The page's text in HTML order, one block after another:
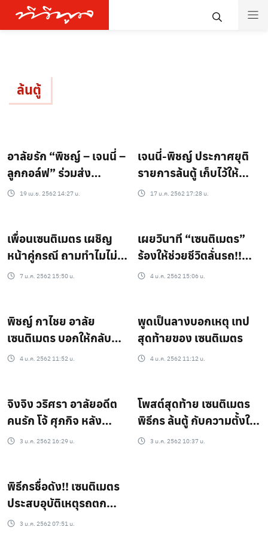
ล้นตู้
อาลัยรัก “พิชญ์ – เจนนี่ –
ลูกกอล์ฟ” ร่วมส่ง
“เซนติเมตร” ครั้งสุดท้าย
19 เม.ย. 2562 14:27 น.
เจนนี่-พิชญ์ ประกาศยุติ
รายการล้นตู้ เก็บไว้ให้
เซนติเมตร
17 ม.ค. 2562 17:28 น.
เพื่อนเซนติเมตร เผชิญ
หน้าคู่กรณี ถามทำไมไม่
คิดช่วย
7 ม.ค. 2562 15:50 น.
เผยวินาที “เซนติเมตร”
ร้องให้ช่วยชีวิตลั่นรถ!!
ก่อนรถจะจมดิ่งในคลอง
4 ม.ค. 2562 15:06 น.
พิชญ์ กาไชย อาลัย
เซนติเมตร บอกให้กลับ
พร้อมกันทำไมไม่เชื่อ
4 ม.ค. 2562 11:52 น.
พูดเป็นลางบอกเหตุ เทป
สุดท้ายของ เซนติเมตร
4 ม.ค. 2562 11:12 น.
จิงจิง วริศรา อาลัยอดีต
คนรัก โจ้ ศุภกิจ หลัง
ประสบอุบัติเหตุ
3 ม.ค. 2562 16:29 น.
โพสต์สุดท้าย เซนติเมตร
พิธีกร ล้นตู้ กับความตั้งใจ
ในปี 2562
3 ม.ค. 2562 10:37 น.
พิธีกรชื่อดัง!! เซนติเมตร
ประสบอุบัติเหตุรถตก
คลองโคม่า-โจ้เสียชีวิต
3 ม.ค. 2562 07:51 น.